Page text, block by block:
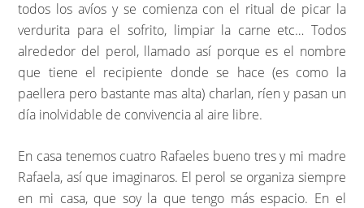
todos los avíos y se comienza con el ritual de picar la
verdurita para el sofrito, limpiar la carne etc… Todos
alrededor del perol, llamado así porque es el nombre
que tiene el recipiente donde se hace (es como la
paellera pero bastante mas alta) charlan, ríen y pasan un
día inolvidable de convivencia al aire libre.
En casa tenemos cuatro Rafaeles bueno tres y mi madre
Rafaela, así que imaginaros. El perol se organiza siempre
en mi casa, que soy la que tengo más espacio. En el